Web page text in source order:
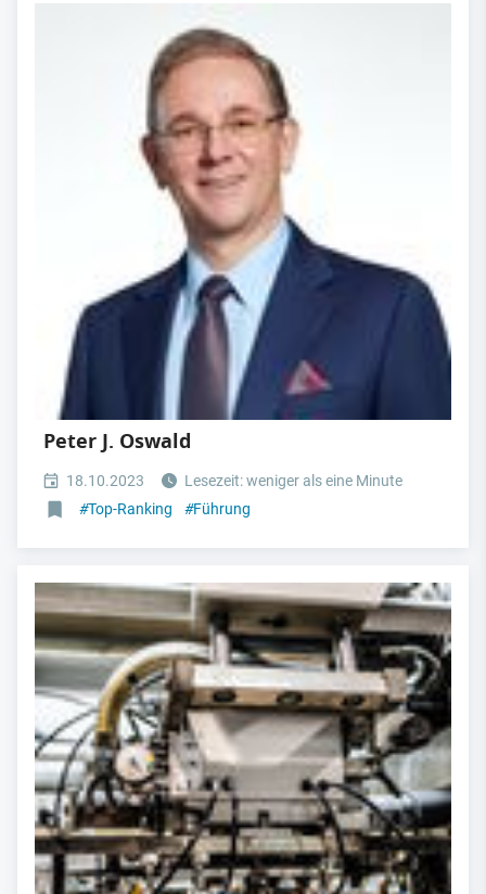
Peter J. Oswald
18.10.2023
Lesezeit: weniger als eine Minute
#Top-Ranking #Führung